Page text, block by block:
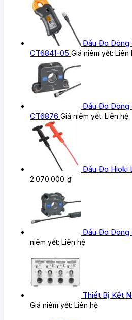
Đầu Đo Dòng
CT6841-05 Giá niêm yết: Liên
Đầu Đo Dòng
CT6876 Giá niêm yết: Liên hệ
Đầu Đo Hioki
2.070.000 ₫
Đầu Đo Dòng
niêm yết: Liên hệ
Thiết Bị Kết
Giá niêm yết: Liên hệ